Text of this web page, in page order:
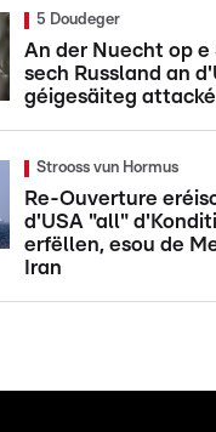
5 Doudeger
An der Nuecht op e
sech Russland an
géigesäiteg
Strooss vun Hormus
Re-Ouverture
d'USA "all"
erfëllen, esou de
Iran